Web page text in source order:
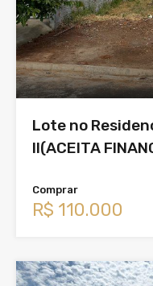
Lote no
II(ACEITA
Comprar
R$ 110.000